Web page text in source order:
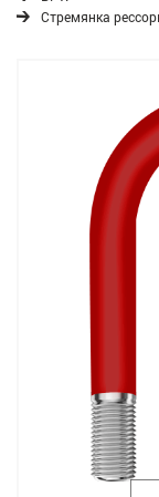
Стремянка